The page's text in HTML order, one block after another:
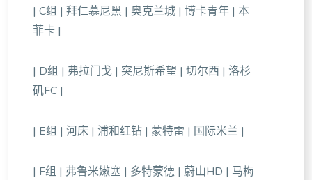
| C组 | 拜仁慕尼黑 | 奥克兰城 | 博卡青年 | 本
菲卡 |
| D组 | 弗拉门戈 | 突尼斯希望 | 切尔西 | 洛杉
矶FC |
| E组 | 河床 | 浦和红钻 | 蒙特雷 | 国际米兰 |
| F组 | 弗鲁米嫩塞 | 多特蒙德 | 蔚山HD | 马梅